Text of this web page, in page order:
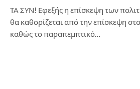
ΤΑ ΣΥΝ! Εφεξής η επίσκεψη των
θα καθορίζεται από την επίσκεψη
καθώς το παραπεμπτικό…